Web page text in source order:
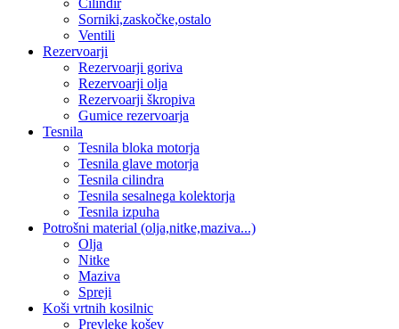
Cilindir
Sorniki,zaskočke,ostalo
Ventili
Rezervoarji
Rezervoarji goriva
Rezervoarji olja
Rezervoarji škropiva
Gumice rezervoarja
Tesnila
Tesnila bloka motorja
Tesnila glave motorja
Tesnila cilindra
Tesnila sesalnega kolektorja
Tesnila izpuha
Potrošni material (olja,nitke,maziva...)
Olja
Nitke
Maziva
Spreji
Koši vrtnih kosilnic
Prevleke košev